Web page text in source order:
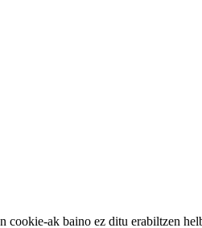
cookie-ak baino ez ditu erabiltzen